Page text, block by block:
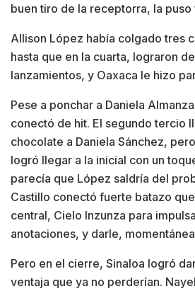
buen tiro de la receptorra, la puso
Allison López había colgado tres
hasta que en la cuarta, lograron
lanzamientos, y Oaxaca le hizo
Pese a ponchar a Daniela
conectó de hit. El segundo tercio
chocolate a Daniela Sánchez,
logró llegar a la inicial con un
parecía que López saldría del
Castillo conectó fuerte batazo
central, Cielo Inzunza para
anotaciones, y darle,
Pero en el cierre, Sinaloa logró
ventaja que ya no perderían.